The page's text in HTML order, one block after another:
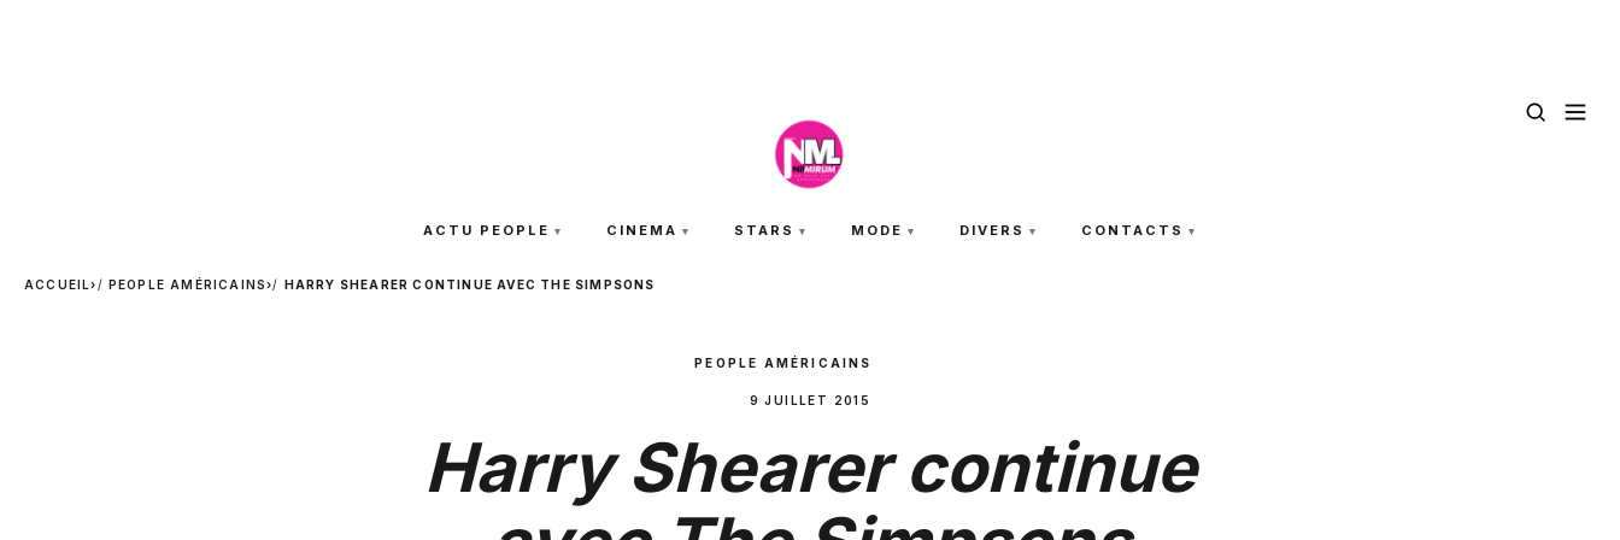
ACTU PEOPLE CINEMA STARS MODE DIVERS CONTACTS
ACCUEIL› PEOPLE AMÉRICAINS› HARRY SHEARER CONTINUE AVEC THE SIMPSONS
PEOPLE AMÉRICAINS
9 JUILLET 2015
Harry Shearer continue